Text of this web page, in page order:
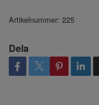
Artikelnummer: 225
Dela